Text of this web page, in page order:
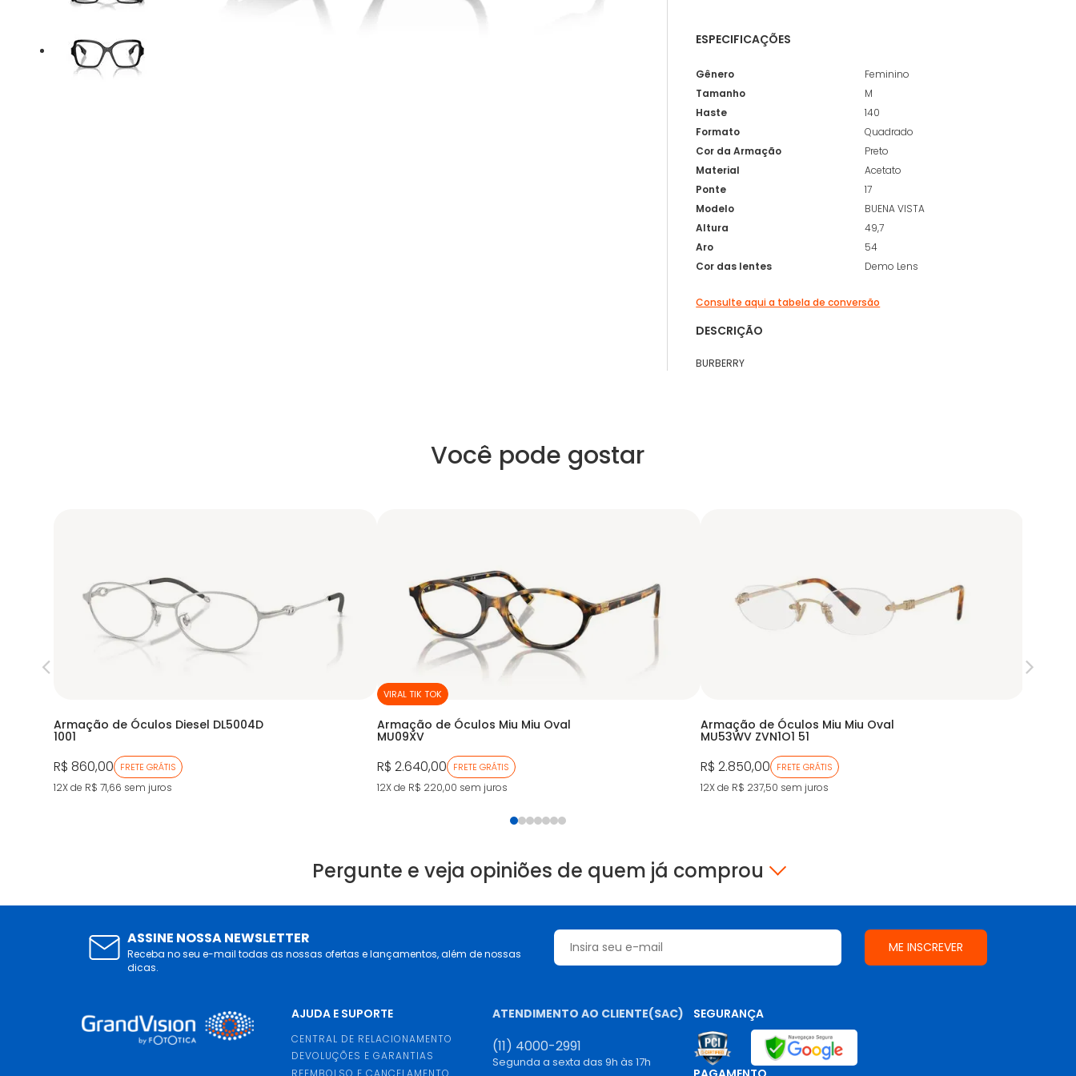
ESPECIFICAÇÕES
Gênero
Feminino
Tamanho
M
Haste
140
Formato
Quadrado
Cor da Armação
Preto
Material
Acetato
Ponte
17
Modelo
BUENA VISTA
Altura
49,7
Aro
54
Cor das lentes
Demo Lens
Consulte aqui a tabela de conversão
DESCRIÇÃO
BURBERRY
Você pode gostar
Armação de Óculos Diesel DL5004D
1001
R$ 860,00 FRETE GRÁTIS
12X de R$ 71,66 sem juros
VIRAL TIK TOK
Armação de Óculos Miu Miu Oval
MU09XV
R$ 2.640,00 FRETE GRÁTIS
12X de R$ 220,00 sem juros
Armação de Óculos Miu Miu Oval
MU53WV ZVN1O1 51
R$ 2.850,00 FRETE GRÁTIS
12X de R$ 237,50 sem juros
Pergunte e veja opiniões de quem já comprou
ASSINE NOSSA NEWSLETTER
Receba no seu e-mail todas as nossas ofertas e lançamentos, além de nossas
dicas.
AJUDA E SUPORTE
CENTRAL DE RELACIONAMENTO
DEVOLUÇÕES E GARANTIAS
REEMBOLSO E CANCELAMENTO
ATENDIMENTO AO CLIENTE(SAC)
(11) 4000-2991
Segunda a sexta das 9h às 17h
SEGURANÇA